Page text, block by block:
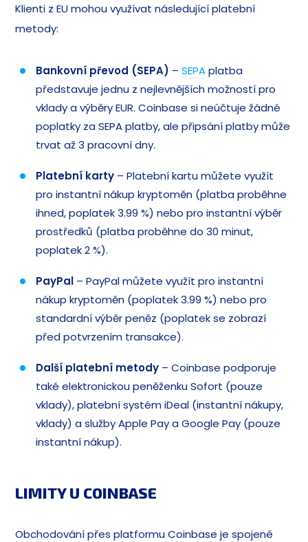
Klienti z EU mohou využívat následující platební
metody:
Bankovní převod (SEPA) –SEPAplatba
představuje jednu z nejlevnějších možností pro
vklady a výběry EUR. Coinbase si neúčtuje žádné
poplatky za SEPA platby, ale připsání platby může
trvat až 3 pracovní dny.
Platební karty – Platební kartu můžete využít
pro instantní nákup kryptoměn (platba proběhne
ihned, poplatek 3.99 %) nebo pro instantní výběr
prostředků (platba proběhne do 30 minut,
poplatek 2 %).
PayPal – PayPal můžete využít pro instantní
nákup kryptoměn (poplatek 3.99 %) nebo pro
standardní výběr peněz (poplatek se zobrazí
před potvrzením transakce).
Další platební metody – Coinbase podporuje
také elektronickou peněženku Sofort (pouze
vklady), platební systém iDeal (instantní nákupy,
vklady) a služby Apple Pay a Google Pay (pouze
instantní nákup).
LIMITY U COINBASE
Obchodování přes platformu Coinbase je spojené